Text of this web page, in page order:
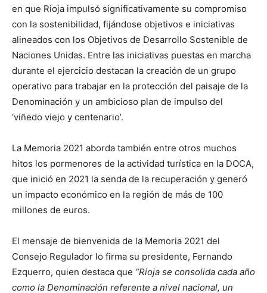
en que Rioja impulsó significativamente su compromiso
con la sostenibilidad, fijándose objetivos e iniciativas
alineados con los Objetivos de Desarrollo Sostenible de
Naciones Unidas. Entre las iniciativas puestas en marcha
durante el ejercicio destacan la creación de un grupo
operativo para trabajar en la protección del paisaje de la
Denominación y un ambicioso plan de impulso del
‘viñedo viejo y centenario’.
La Memoria 2021 aborda también entre otros muchos
hitos los pormenores de la actividad turística en la DOCA,
que inició en 2021 la senda de la recuperación y generó
un impacto económico en la región de más de 100
millones de euros.
El mensaje de bienvenida de la Memoria 2021 del
Consejo Regulador lo firma su presidente, Fernando
Ezquerro, quien destaca que “Rioja se consolida cada año
como la Denominación referente a nivel nacional, un